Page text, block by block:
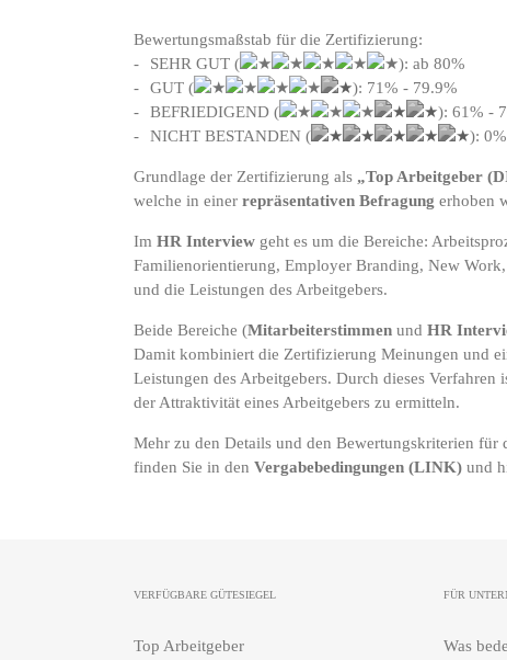
Bewertungsmaßstab für die Zertifizierung:
SEHR GUT (
): ab 80%
GUT (
): 71% - 79.9%
BEFRIEDIGEND (
): 61% -
NICHT BESTANDEN (
):
Grundlage der Zertifizierung als „Top Arbeitgeber
welche in einer repräsentativen Befragung erhoben
Im HR Interview geht es um die Bereiche:
Familienorientierung, Employer Branding, New
und die Leistungen des Arbeitgebers.
Beide Bereiche (Mitarbeiterstimmen und HR
Damit kombiniert die Zertifizierung Meinungen und
Leistungen des Arbeitgebers. Durch dieses
der Attraktivität eines Arbeitgebers zu ermitteln.
Mehr zu den Details und den Bewertungskriterien für
finden Sie in den Vergabebedingungen (LINK) und
VERFÜGBARE GÜTESIEGEL
Top Arbeitgeber
FÜR
Was